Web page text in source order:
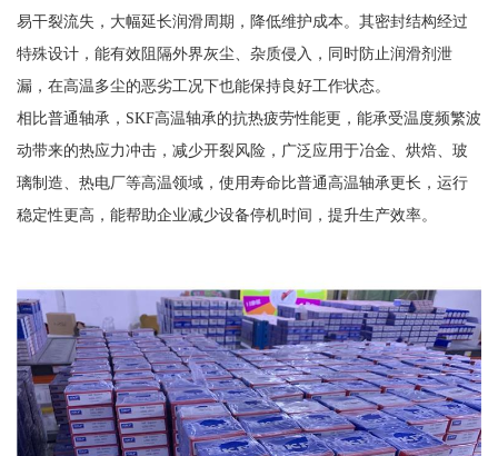
易干裂流失，大幅延长润滑周期，降低维护成本。其密封结构经过
特殊设计，能有效阻隔外界灰尘、杂质侵入，同时防止润滑剂泄
漏，在高温多尘的恶劣工况下也能保持良好工作状态。
相比普通轴承，SKF高温轴承的抗热疲劳性能更，能承受温度频繁波
动带来的热应力冲击，减少开裂风险，广泛应用于冶金、烘焙、玻
璃制造、热电厂等高温领域，使用寿命比普通高温轴承更长，运行
稳定性更高，能帮助企业减少设备停机时间，提升生产效率。